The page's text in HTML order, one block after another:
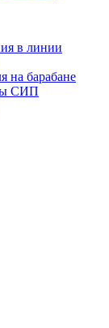
в линии
на барабане
СИП